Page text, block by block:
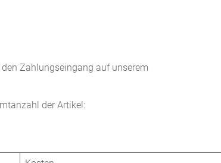
Zahlungseingang auf unserem
der Artikel: